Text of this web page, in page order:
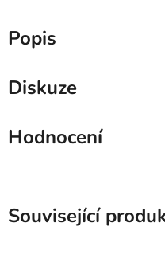
Popis
Diskuze
Hodnocení
Související